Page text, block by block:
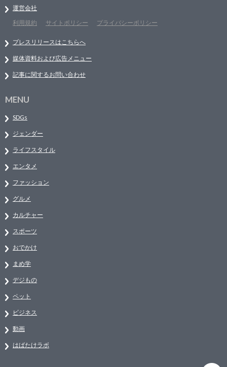
運営会社
利用規約
サイトポリシー プライバシーポリシー
プレスリリースはこちらへ
媒体資料および広告メニュー
記事に関するお問い合わせ
MENU
SDGs
ジェンダー
ライフスタイル
エンタメ
ファッション
グルメ
カルチャー
スポーツ
おでかけ
まめ学
デジもの
ペット
ビジネス
動画
はばたけラボ